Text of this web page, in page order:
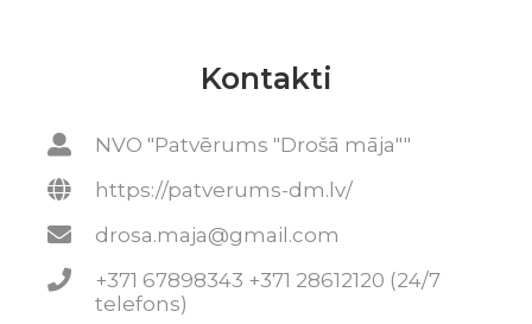
Kontakti
NVO "Patvērums "Drošā māja""
https://patverums-dm.lv/
drosa.maja@gmail.com
+371 67898343 +371 28612120 (24/7
telefons)